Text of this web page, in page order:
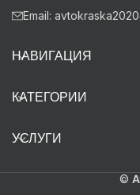
Email:
НАВИГАЦИЯ
КАТЕГОРИИ
УСЛУГИ
©